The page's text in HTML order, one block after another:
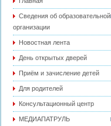
Сведения об образовательной
организации
Новостная лента
День открытых дверей
Приём и зачисление детей
Для родителей
Консультационный центр
МЕДИАПАТРУЛЬ